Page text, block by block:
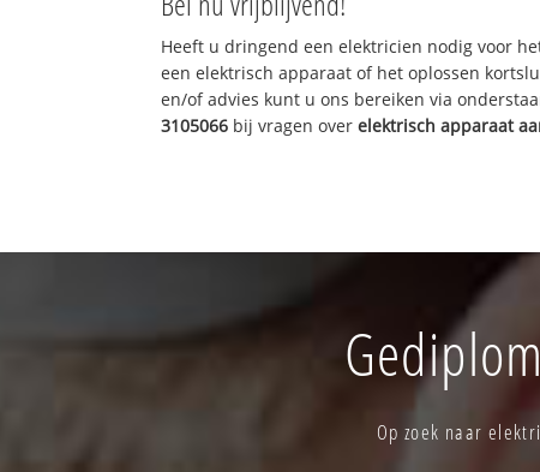
Heeft u dringend een elektricien nodig voor
een elektrisch apparaat of het oplossen
en/of advies kunt u ons bereiken via
3105066 bij vragen overelektrisch apparaat
Op zoek naar